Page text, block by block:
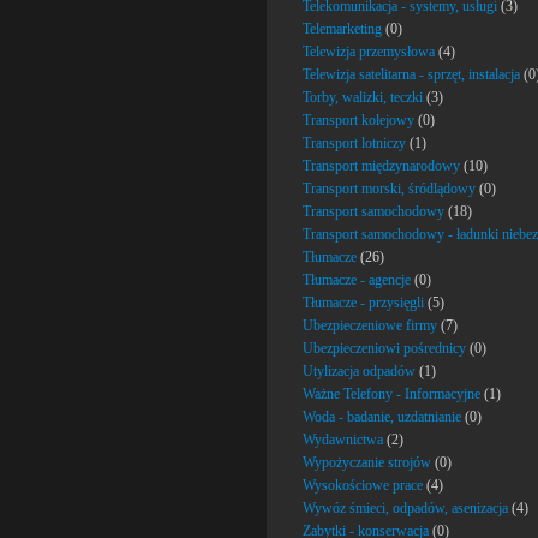
Telekomunikacja - systemy, usługi (3)
Telemarketing (0)
Telewizja przemysłowa (4)
Telewizja satelitarna - sprzęt, instalacja
Torby, walizki, teczki (3)
Transport kolejowy (0)
Transport lotniczy (1)
Transport międzynarodowy (10)
Transport morski, śródlądowy (0)
Transport samochodowy (18)
Transport samochodowy - ładunki
Tłumacze (26)
Tłumacze - agencje (0)
Tłumacze - przysięgli (5)
Ubezpieczeniowe firmy (7)
Ubezpieczeniowi pośrednicy (0)
Utylizacja odpadów (1)
Ważne Telefony - Informacyjne (1)
Woda - badanie, uzdatnianie (0)
Wydawnictwa (2)
Wypożyczanie strojów (0)
Wysokościowe prace (4)
Wywóz śmieci, odpadów, asenizacja (4)
Zabytki - konserwacja (0)